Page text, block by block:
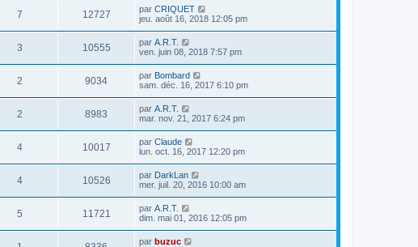
7 12727 par CRIQUET
jeu. août 16, 2018 12:05 pm
3 10555 par A.R.T.
ven. juin 08, 2018 7:57 pm
2 9034 par Bombard
sam. déc. 16, 2017 6:10 pm
2 8983 par A.R.T.
mar. nov. 21, 2017 6:24 pm
4 10017 par Claude
lun. oct. 16, 2017 12:20 pm
4 10526 par DarkLan
mer. juil. 20, 2016 10:00 am
5 11721 par A.R.T.
dim. mai 01, 2016 12:05 pm
par buzuc